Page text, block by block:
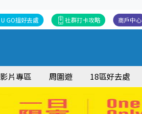
商戶中心
社群打卡攻略
U GO搵好去處
影片專區 周圍遊 18區好去處